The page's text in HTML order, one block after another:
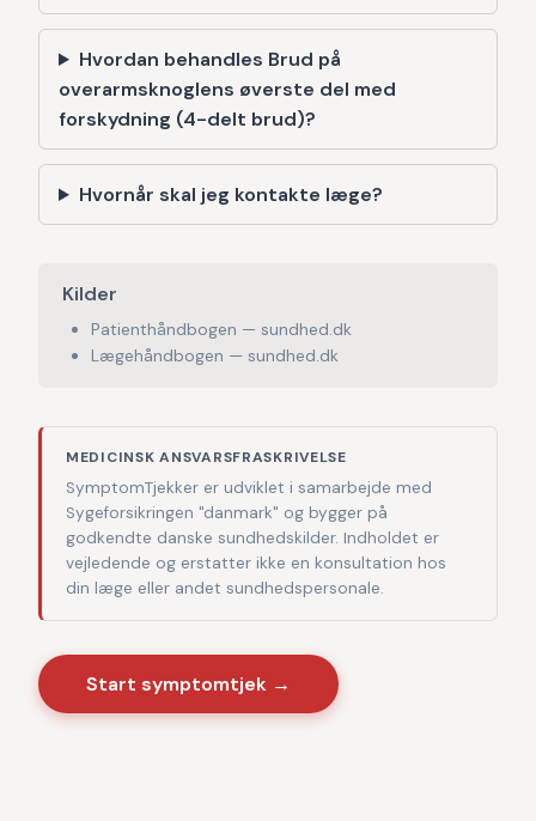
Hvordan behandles Brud på
overarmsknoglens øverste del med
forskydning (4-delt brud)?
Hvornår skal jeg kontakte læge?
Kilder
Patienthåndbogen — sundhed.dk
Lægehåndbogen — sundhed.dk
MEDICINSK ANSVARSFRASKRIVELSE
SymptomTjekker er udviklet i samarbejde med
Sygeforsikringen "danmark" og bygger på
godkendte danske sundhedskilder. Indholdet er
vejledende og erstatter ikke en konsultation hos
din læge eller andet sundhedspersonale.
Start symptomtjek →